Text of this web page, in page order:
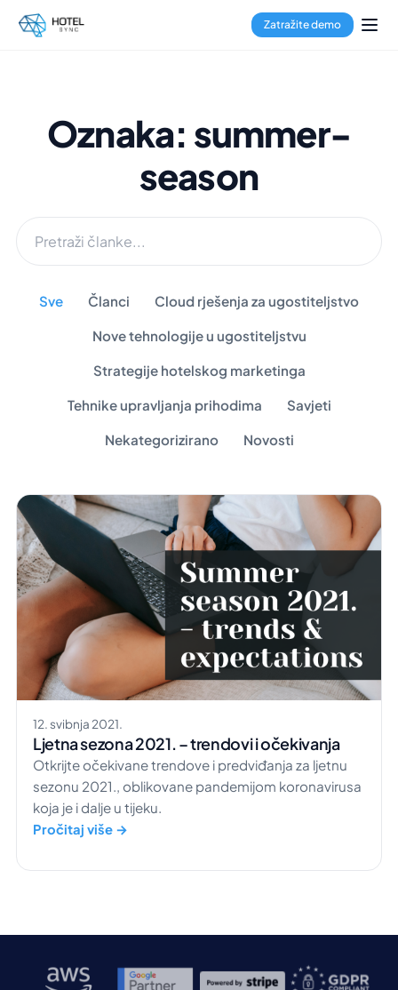
Zatražite demo
Oznaka: summer-
season
Sve Članci Cloud rješenja za ugostiteljstvo
Nove tehnologije u ugostiteljstvu
Strategije hotelskog marketinga
Tehnike upravljanja prihodima Savjeti
Nekategorizirano Novosti
12. svibnja 2021.
Ljetna sezona 2021. – trendovi i očekivanja
Otkrijte očekivane trendove i predviđanja za ljetnu
sezonu 2021., oblikovane pandemijom koronavirusa
koja je i dalje u tijeku.
Pročitaj više →